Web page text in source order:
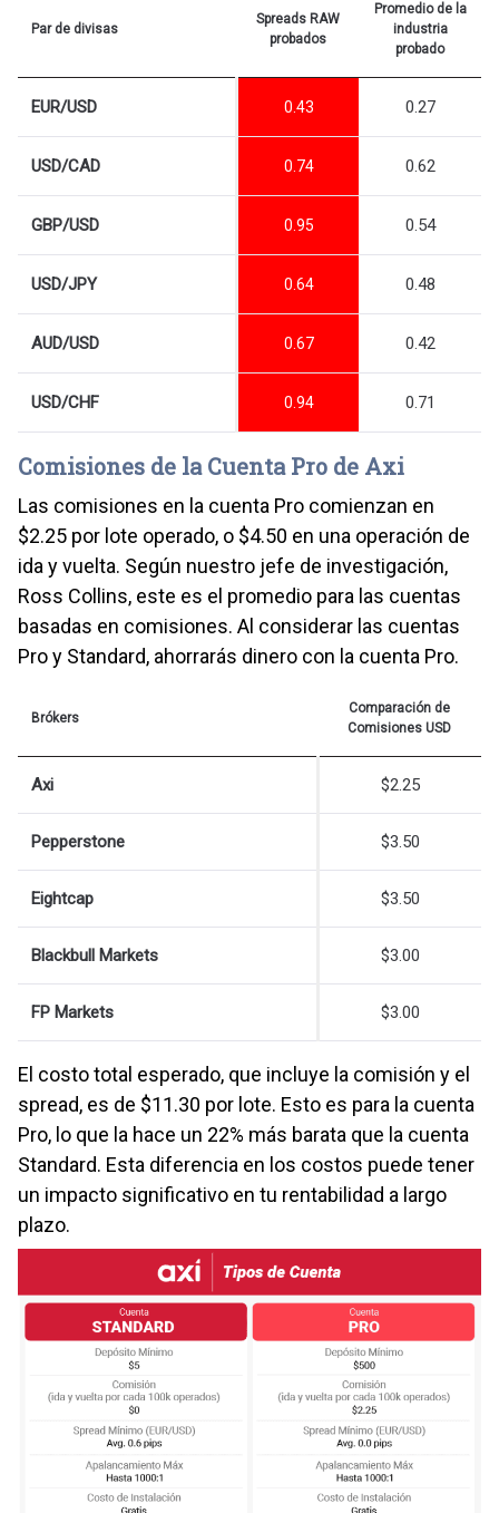
Par de divisas
Spreads RAW
probados
Promedio de la
industria
probado
EUR/USD 0.43 0.27
USD/CAD 0.74 0.62
GBP/USD 0.95 0.54
USD/JPY 0.64 0.48
AUD/USD 0.67 0.42
USD/CHF 0.94 0.71
Comisiones de la Cuenta Pro de Axi
Las comisiones en la cuenta Pro comienzan en
$2.25 por lote operado, o $4.50 en una operación de
ida y vuelta. Según nuestro jefe de investigación,
Ross Collins, este es el promedio para las cuentas
basadas en comisiones. Al considerar las cuentas
Pro y Standard, ahorrarás dinero con la cuenta Pro.
Brókers
Comparación de
Comisiones USD
Axi $2.25
Pepperstone $3.50
Eightcap $3.50
Blackbull Markets $3.00
FP Markets $3.00
El costo total esperado, que incluye la comisión y el
spread, es de $11.30 por lote. Esto es para la cuenta
Pro, lo que la hace un 22% más barata que la cuenta
Standard. Esta diferencia en los costos puede tener
un impacto significativo en tu rentabilidad a largo
plazo.